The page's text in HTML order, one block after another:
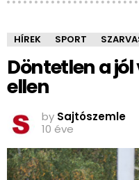
HÍREK SPORT
Döntetlen a
ellen
by Sajtószemle
10 éve